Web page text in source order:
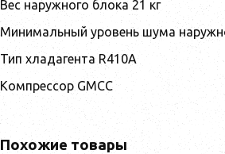
Вес наружного блока 21 кг
Минимальный уровень шума
Тип хладагента R410A
Компрессор GMCC
Похожие товары